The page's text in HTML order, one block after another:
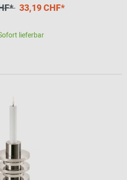
33,19 CHF*
lieferbar